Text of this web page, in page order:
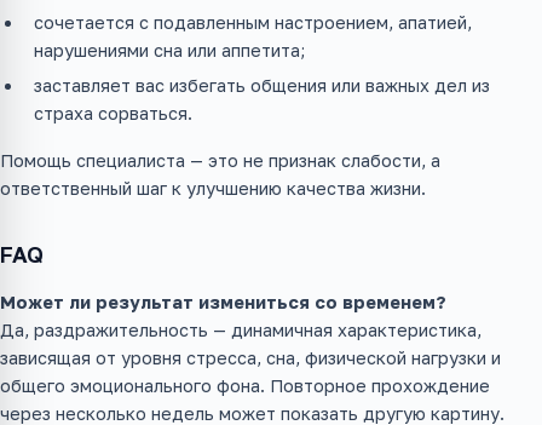
сочетается с подавленным настроением, апатией,
нарушениями сна или аппетита;
заставляет вас избегать общения или важных дел из
страха сорваться.
Помощь специалиста — это не признак слабости, а
ответственный шаг к улучшению качества жизни.
FAQ
Может ли результат измениться со временем?
Да, раздражительность — динамичная характеристика,
зависящая от уровня стресса, сна, физической нагрузки и
общего эмоционального фона. Повторное прохождение
через несколько недель может показать другую картину.